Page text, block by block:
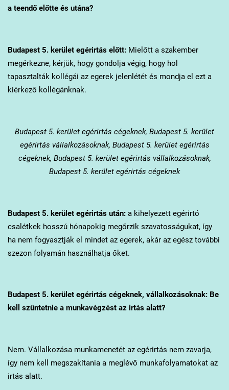
a teendő előtte és utána?
Budapest 5. kerületegérirtás előtt:Mielőtt a szakember
megérkezne, kérjük, hogy gondolja végig, hogy hol
tapasztalták kollégái az egerek jelenlétét és mondja el ezt a
kiérkező kollégánknak.
Budapest 5. kerület egérirtás cégeknek, Budapest 5. kerület
egérirtás vállalkozásoknak, Budapest 5. kerület egérirtás
cégeknek, Budapest 5. kerület egérirtás vállalkozásoknak,
Budapest 5. kerület egérirtás cégeknek
Budapest 5. kerületegérirtás után:a kihelyezett egérirtó
csalétkek hosszú hónapokig megőrzik szavatosságukat, így
ha nem fogyasztják el mindet az egerek, akár az egész további
szezon folyamán használhatja őket.
Budapest 5. kerületegérirtás cégeknek, vállalkozásoknak: Be
kell szűntetnie a munkavégzést az irtás alatt?
Nem. Vállalkozása munkamenetét az egérirtás nem zavarja,
így nem kell megszakítania a meglévő munkafolyamatokat az
irtás alatt.